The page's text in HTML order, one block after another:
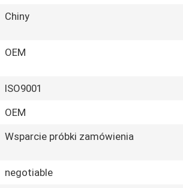
Chiny
OEM
ISO9001
OEM
Wsparcie próbki zamówienia
negotiable